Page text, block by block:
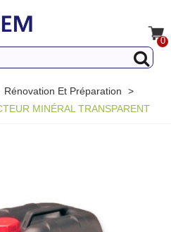
0
Rénovation Et Préparation
>
MINÉRAL TRANSPARENT